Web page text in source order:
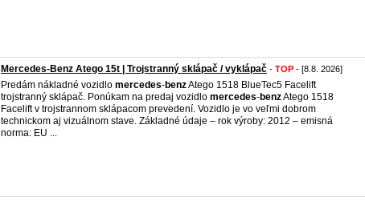
Mercedes-Benz Atego 15t | Trojstranný sklápač / vyklápač - TOP - [8.8. 2026]
Predám nákladné vozidlo mercedes-benzAtego 1518 BlueTec5 Facelift
trojstranný sklápač. Ponúkam na predaj vozidlo mercedes-benzAtego 1518
Facelift v trojstrannom sklápacom prevedení. Vozidlo je vo veľmi dobrom
technickom aj vizuálnom stave. Základné údaje – rok výroby: 2012 – emisná
norma: EU ...